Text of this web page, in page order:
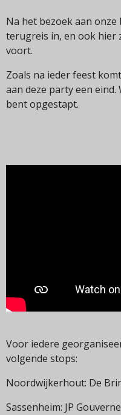
Na het bezoek aan
terugreis in, en ook hier
voort.
Zoals na ieder feest
aan deze party een
bent opgestapt.
Voor iedere
volgende stops:
Noordwijkerhout: De
Sassenheim: JP